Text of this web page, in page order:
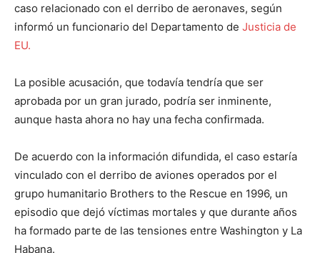
caso relacionado con el derribo de aeronaves, según
informó un funcionario del Departamento de Justicia de
EU.
La posible acusación, que todavía tendría que ser
aprobada por un gran jurado, podría ser inminente,
aunque hasta ahora no hay una fecha confirmada.
De acuerdo con la información difundida, el caso estaría
vinculado con el derribo de aviones operados por el
grupo humanitario Brothers to the Rescue en 1996, un
episodio que dejó víctimas mortales y que durante años
ha formado parte de las tensiones entre Washington y La
Habana.